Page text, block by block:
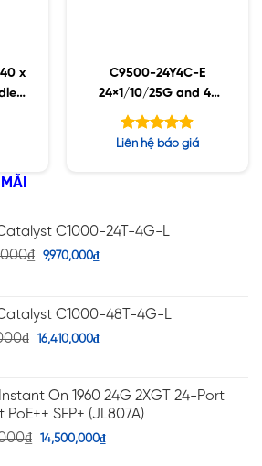
x
C9500-24Y4C-E
24×1/10/25G and 4-
port 40/100G,
Được xếp
Liên hệ báo giá
C1000-24T-4G-L
₫ 9,970,000₫
C1000-48T-4G-L
₫ 16,410,000₫
On 1960 24G 2XGT 24-Port
SFP+ (JL807A)
₫ 14,500,000₫